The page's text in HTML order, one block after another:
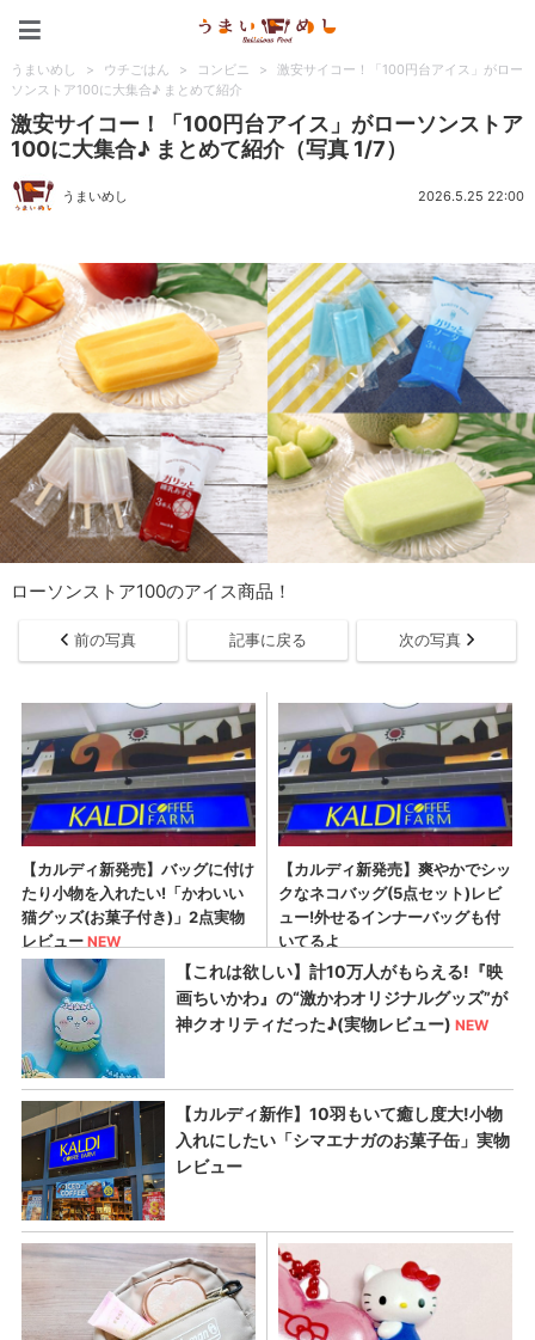
うまいめし > ウチごはん > コンビニ >
激安サイコー！「100円台アイス」がロー
ソンストア100に大集合♪ まとめて紹介
激安サイコー！「100円台アイス」がローソンストア
100に大集合♪ まとめて紹介（写真 1/7）
うまいめし 2026.5.25 22:00
ローソンストア100のアイス商品！
前の写真 記事に戻る 次の写真